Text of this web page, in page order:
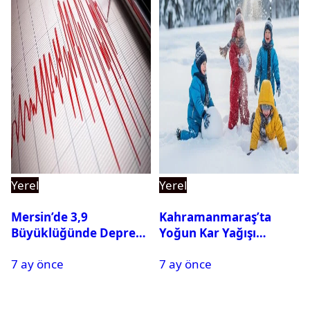
Yerel
Mersin’de 3,9
Büyüklüğünde Deprem
7 ay önce
Yerel
Kahramanmaraş’ta
Yoğun Kar Yağışı
Tatil
7 ay önce